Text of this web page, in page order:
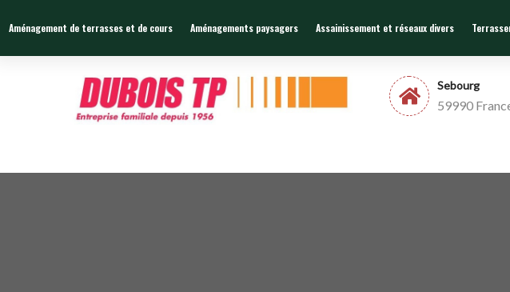
Sebourg
59990
Aménagement de terrasses et de cours Aménagements paysagers Assainissement et réseaux divers